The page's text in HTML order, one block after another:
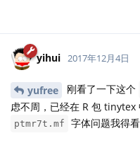
yihui 2017年12月4日
yufree 刚看了一下这个
虑不周，已经在 R 包 tinytex
ptmr7t.mf 字体问题我得